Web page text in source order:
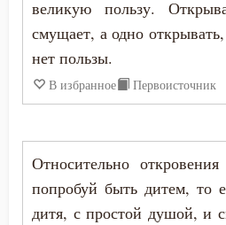
Раздражительность
Рассеянность
Родители
Ропот
Феодор Студит
Феофан Затворник
великую пользу.
смущает, а одно
нет пользы.
В избранное Первоисточник
Относительно
попробуй быть дитем, то
дитя, с простой душой, и